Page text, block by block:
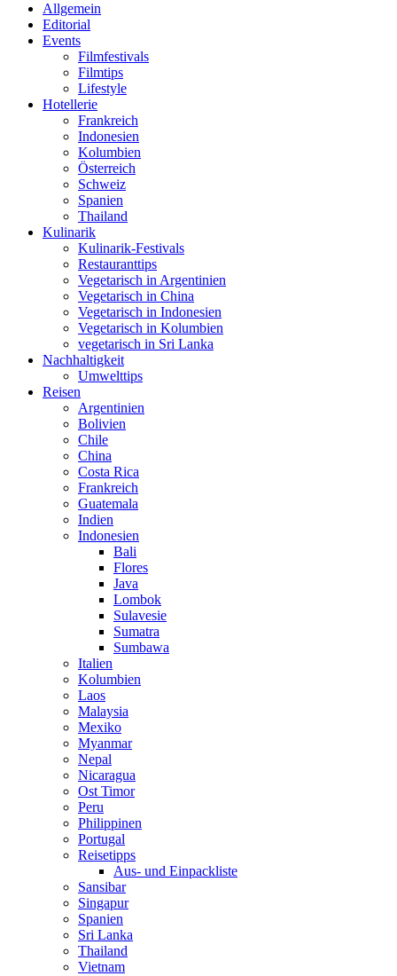
Allgemein
Editorial
Events
Filmfestivals
Filmtips
Lifestyle
Hotellerie
Frankreich
Indonesien
Kolumbien
Österreich
Schweiz
Spanien
Thailand
Kulinarik
Kulinarik-Festivals
Restauranttips
Vegetarisch in Argentinien
Vegetarisch in China
Vegetarisch in Indonesien
Vegetarisch in Kolumbien
vegetarisch in Sri Lanka
Nachhaltigkeit
Umwelttips
Reisen
Argentinien
Bolivien
Chile
China
Costa Rica
Frankreich
Guatemala
Indien
Indonesien
Bali
Flores
Java
Lombok
Sulavesie
Sumatra
Sumbawa
Italien
Kolumbien
Laos
Malaysia
Mexiko
Myanmar
Nepal
Nicaragua
Ost Timor
Peru
Philippinen
Portugal
Reisetipps
Aus- und Einpackliste
Sansibar
Singapur
Spanien
Sri Lanka
Thailand
Vietnam